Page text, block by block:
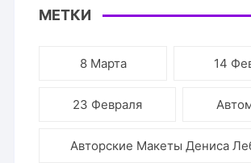
МЕТКИ
8 Марта 14
23 Февраля
Авторские Макеты Дениса